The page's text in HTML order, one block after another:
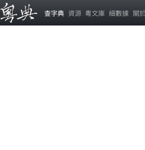
查字典 資源 粵文庫 細數據 關